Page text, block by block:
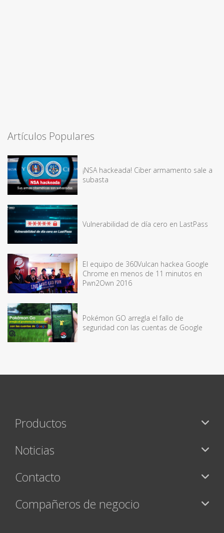
Artículos Populares
¡NSA hackeada! Ciber armamento sale a
subasta
Vulnerabilidad de día cero en LastPass
El equipo de 360Vulcan hackea Google
Chrome en menos de 11 minutos en
Pwn2Own 2016
Pokémon GO arregla el fallo de
seguridad con las cuentas de Google
Productos
Noticias
Contacto
Compañeros de negocio